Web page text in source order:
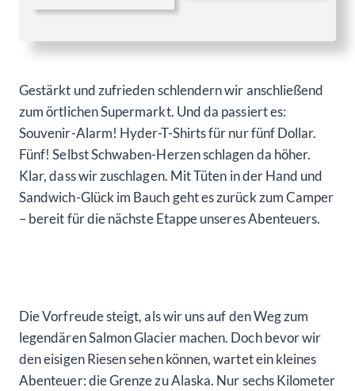
Gestärkt und zufrieden schlendern wir anschließend
zum örtlichen Supermarkt. Und da passiert es:
Souvenir-Alarm! Hyder-T-Shirts für nur fünf Dollar.
Fünf! Selbst Schwaben-Herzen schlagen da höher.
Klar, dass wir zuschlagen. Mit Tüten in der Hand und
Sandwich-Glück im Bauch geht es zurück zum Camper
– bereit für die nächste Etappe unseres Abenteuers.
Die Vorfreude steigt, als wir uns auf den Weg zum
legendären Salmon Glacier machen. Doch bevor wir
den eisigen Riesen sehen können, wartet ein kleines
Abenteuer: die Grenze zu Alaska. Nur sechs Kilometer